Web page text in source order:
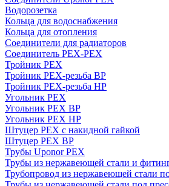
Водорозетка
Кольца для водоснабжения
Кольца для отопления
Соединители для радиаторов
Соединитель PEX-PEX
Тройник PEX
Тройник PEX-резьба ВР
Тройник PEX-резьба НР
Угольник PEX
Угольник PEX ВР
Угольник PEX НР
Штуцер PEX c накидной гайкой
Штуцер PEX ВР
Трубы Uponor PEX
Трубы из нержавеющей стали и
Трубопровод из нержавеющей стали